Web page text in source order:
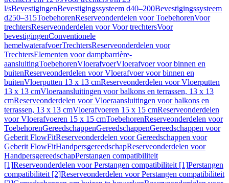
l/sBevestigingenBevestigingssysteem d40–200Bevestigingssysteem
d250–315ToebehorenReserveonderdelen voor ToebehorenVoor
trechtersReserveonderdelen voor Voor trechtersVoor
bevestigingenConventionele
hemelwaterafvoerTrechtersReserveonderdelen voor
TrechtersElementen voor dampbarrière-
aansluitingToebehorenVloerafvoerVloerafvoer voor binnen en
buitenReserveonderdelen voor Vloerafvoer voor binnen en
buitenVloerputten 13 x 13 cmReserveonderdelen voor Vloerputten
13 x 13 cmVloeraansluitingen voor balkons en terrassen, 13 x 13
cmReserveonderdelen voor Vloeraansluitingen voor balkons en
terrassen, 13 x 13 cmVloerafvoeren 15 x 15 cmReserveonderdelen
voor Vloerafvoeren 15 x 15 cmToebehorenReserveonderdelen voor
ToebehorenGereedschappenGereedschappenGereedschappen voor
Geberit FlowFitReserveonderdelen voor Gereedschappen voor
Geberit FlowFitHandpersgereedschapReserveonderdelen voor
HandpersgereedschapPerstangen compatibiliteit
[1]Reserveonderdelen voor Perstangen compatibiliteit [1]Perstangen
compatibiliteit [2]Reserveonderdelen voor Perstangen compatibiliteit